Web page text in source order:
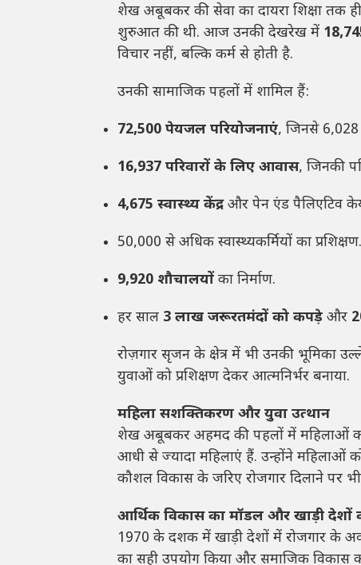
शेख अबूबकर की सेवा का दायरा शिक्षा तक
शुरुआत की थी. आज उनकी देखरेख में
विचार नहीं, बल्कि कर्म से होती है.
उनकी सामाजिक पहलों में शामिल हैं:
72,500 पेयजल परियोजनाएं, जिनसे
16,937 परिवारों के लिए आवास, जिनकी
4,675 स्वास्थ्य केंद्रऔर पेन एंड पैलिएटिव
50,000 से अधिक स्वास्थ्यकर्मियों का प्रशिक्षण.
9,920 शौचालयों का निर्माण.
हर साल 3 लाख जरूरतमंदों को कपड़े और
रोज़गार सृजन के क्षेत्र में भी उनकी भूमिका
युवाओं को प्रशिक्षण देकर आत्मनिर्भर बनाया.
महिला सशक्तिकरण और युवा उत्थान
शेख अबूबकर अहमद की पहलों में महिलाओं
आधी से ज्यादा महिलाएं हैं. उन्होंने
कौशल विकास के जरिए रोजगार दिलाने पर भी
आर्थिक विकास का मॉडल और खाड़ी देशों
1970 के दशक में खाड़ी देशों में रोजगार के
का सही उपयोग किया और समाजिक विकास